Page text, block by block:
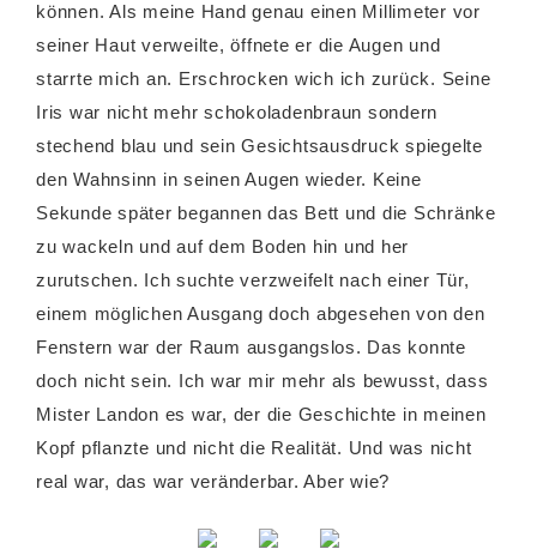
können. Als meine Hand genau einen Millimeter vor
seiner Haut verweilte, öffnete er die Augen und
starrte mich an. Erschrocken wich ich zurück. Seine
Iris war nicht mehr schokoladenbraun sondern
stechend blau und sein Gesichtsausdruck spiegelte
den Wahnsinn in seinen Augen wieder. Keine
Sekunde später begannen das Bett und die Schränke
zu wackeln und auf dem Boden hin und her
zurutschen. Ich suchte verzweifelt nach einer Tür,
einem möglichen Ausgang doch abgesehen von den
Fenstern war der Raum ausgangslos. Das konnte
doch nicht sein. Ich war mir mehr als bewusst, dass
Mister Landon es war, der die Geschichte in meinen
Kopf pflanzte und nicht die Realität. Und was nicht
real war, das war veränderbar. Aber wie?